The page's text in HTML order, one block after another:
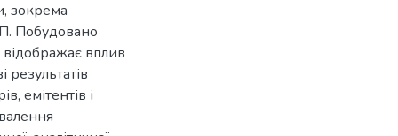
зокрема
Побудовано
вплив
результатів
емітентів і